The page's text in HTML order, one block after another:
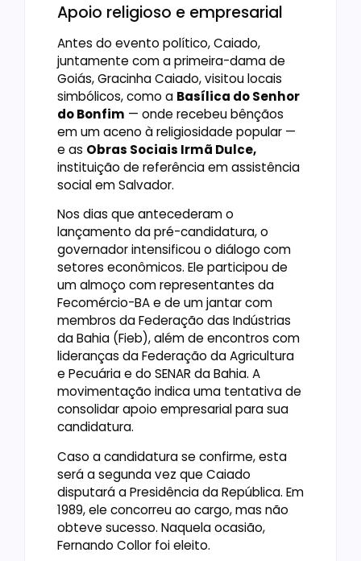
Apoio religioso e empresarial
Antes do evento político, Caiado,
juntamente com a primeira-dama de
Goiás, Gracinha Caiado, visitou locais
simbólicos, como a Basílica do Senhor
do Bonfim — onde recebeu bênçãos
em um aceno à religiosidade popular —
e as Obras Sociais Irmã Dulce,
instituição de referência em assistência
social em Salvador.
Nos dias que antecederam o
lançamento da pré-candidatura, o
governador intensificou o diálogo com
setores econômicos. Ele participou de
um almoço com representantes da
Fecomércio-BA e de um jantar com
membros da Federação das Indústrias
da Bahia (Fieb), além de encontros com
lideranças da Federação da Agricultura
e Pecuária e do SENAR da Bahia. A
movimentação indica uma tentativa de
consolidar apoio empresarial para sua
candidatura.
Caso a candidatura se confirme, esta
será a segunda vez que Caiado
disputará a Presidência da República. Em
1989, ele concorreu ao cargo, mas não
obteve sucesso. Naquela ocasião,
Fernando Collor foi eleito.